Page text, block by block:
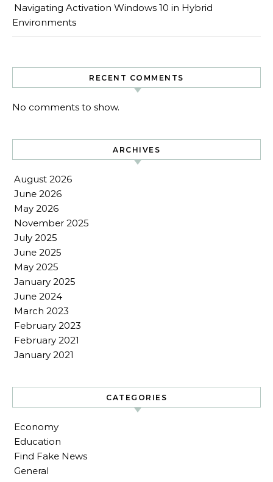
Navigating Activation Windows 10 in Hybrid
Environments
RECENT COMMENTS
No comments to show.
ARCHIVES
August 2026
June 2026
May 2026
November 2025
July 2025
June 2025
May 2025
January 2025
June 2024
March 2023
February 2023
February 2021
January 2021
CATEGORIES
Economy
Education
Find Fake News
General